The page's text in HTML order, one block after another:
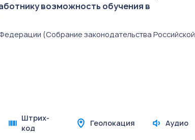
возможность обучения в
(Собрание законодательства Российской
Штрих-
код
Геолокация Аудио